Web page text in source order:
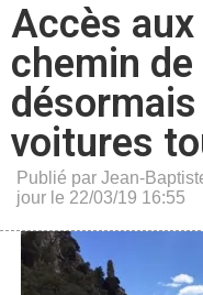
Accès aux
chemin
voitures
Publié par Jean-
jour le 22/03/19 16:55